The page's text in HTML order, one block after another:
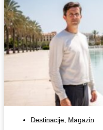
Destinacije Magazin